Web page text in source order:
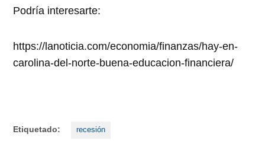
Podría interesarte:
https://lanoticia.com/economia/finanzas/hay-en-
carolina-del-norte-buena-educacion-financiera/
Etiquetado: recesión